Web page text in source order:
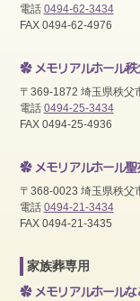
電話 0494-62-3434
FAX 0494-62-4976
メモリアルホール秩
〒369-1872 埼玉県秩父
電話 0494-25-3434
FAX 0494-25-4936
メモリアルホール聖
〒368-0023 埼玉県秩父
電話 0494-21-3434
FAX 0494-21-3435
家族葬専用
メモリアルホールな